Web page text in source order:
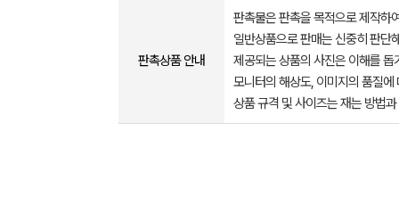
판촉상품 안내
판촉물은 판촉을 목적으로 제작하
일반상품으로 판매는 신중히 판단
제공되는 상품의 사진은 이해를
모니터의 해상도, 이미지의 품질
상품 규격 및 사이즈는 재는 방법